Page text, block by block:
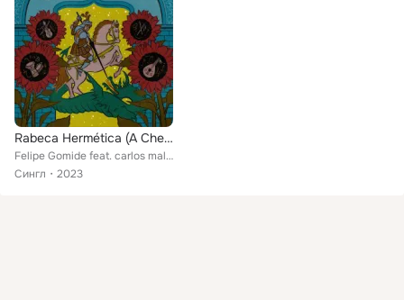
Rabeca Hermética (A Chegada de Safi Al-Din no Sertão)
Felipe Gomide feat. carlos malta, gabriel levy, Eliezer Tristão, Ricardo Barros
Сингл
2023